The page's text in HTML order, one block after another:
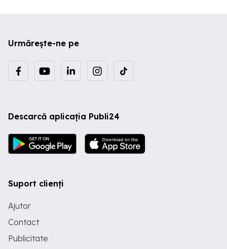
Urmărește-ne pe
Descarcă aplicația Publi24
Suport clienți
Ajutor
Contact
Publicitate